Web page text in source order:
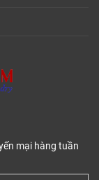
mại hàng tuần